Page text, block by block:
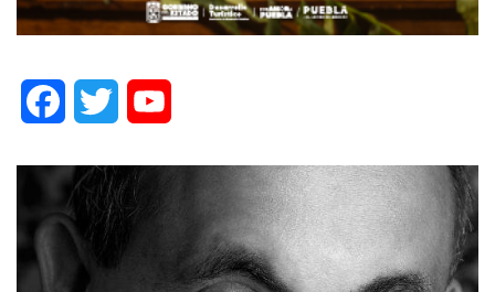
FacebookTwitter